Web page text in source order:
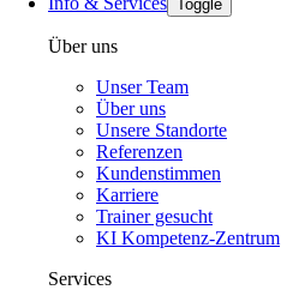
Toggle
Über uns
Unser Team
Über uns
Unsere Standorte
Referenzen
Kundenstimmen
Karriere
Trainer gesucht
KI Kompetenz-Zentrum
Services